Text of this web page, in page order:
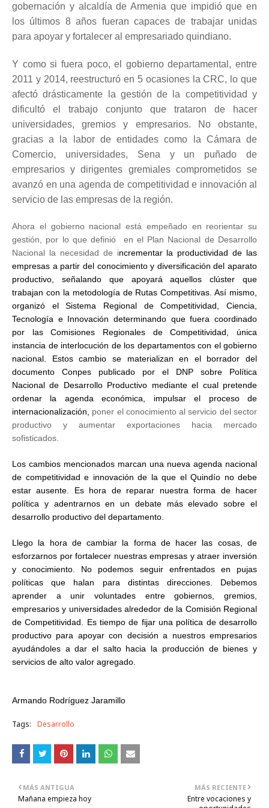
gobernación y alcaldía de Armenia que impidió que en
los últimos 8 años fueran capaces de trabajar unidas
para apoyar y fortalecer al empresariado quindiano.
Y como si fuera poco, el gobierno departamental, entre
2011 y 2014, reestructuró en 5 ocasiones la CRC, lo que
afectó drásticamente la gestión de la competitividad y
dificultó el trabajo conjunto que trataron de hacer
universidades, gremios y empresarios. No obstante,
gracias a la labor de entidades como la Cámara de
Comercio, universidades, Sena y un puñado de
empresarios y dirigentes gremiales comprometidos se
avanzó en una agenda de competitividad e innovación al
servicio de las empresas de la región.
Ahora el gobierno nacional está empeñado en reorientar su
gestión, por lo que definió en el Plan Nacional de Desarrollo
Nacional la necesidad de incrementar la productividad de las
empresas a partir del conocimiento y diversificación del aparato
productivo, señalando que apoyará aquellos clúster que
trabajan con la metodología de Rutas Competitivas. Así mismo,
organizó el Sistema Regional de Competitividad, Ciencia,
Tecnología e Innovación determinando que fuera coordinado
por las Comisiones Regionales de Competitividad, única
instancia de interlocución de los departamentos con el gobierno
nacional. Estos cambio se materializan en el borrador del
documento Conpes publicado por el DNP sobre Política
Nacional de Desarrollo Productivo mediante el cual pretende
ordenar la agenda económica, impulsar el proceso de
internacionalización, poner el conocimiento al servicio del sector
productivo y aumentar exportaciones hacia mercado
sofisticados.
Los cambios mencionados marcan una nueva agenda nacional
de competitividad e innovación de la que el Quindío no debe
estar ausente. Es hora de reparar nuestra forma de hacer
política y adentrarnos en un debate más elevado sobre el
desarrollo productivo del departamento.
Llego la hora de cambiar la forma de hacer las cosas, de
esforzarnos por fortalecer nuestras empresas y atraer inversión
y conocimiento. No podemos seguir enfrentados en pujas
políticas que halan para distintas direcciones. Debemos
aprender a unir voluntades entre gobiernos, gremios,
empresarios y universidades alrededor de la Comisión Regional
de Competitividad. Es tiempo de fijar una política de desarrollo
productivo para apoyar con decisión a nuestros empresarios
ayudándoles a dar el salto hacia la producción de bienes y
servicios de alto valor agregado.
Armando Rodríguez Jaramillo
Tags: Desarrollo
MÁS RECIENTE
Entre vocaciones y
MÁS ANTIGUA
Mañana empieza hoy